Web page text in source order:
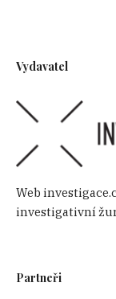
Bankovní
V rámci SAR
vydané
měla putovat
Vydavatel
Web
investigativní
Partneři